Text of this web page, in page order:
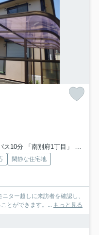
「南別府1丁目」 停歩5分
閑静な住宅地
ター越しに来訪者を確認し、
とができます。... もっと見る